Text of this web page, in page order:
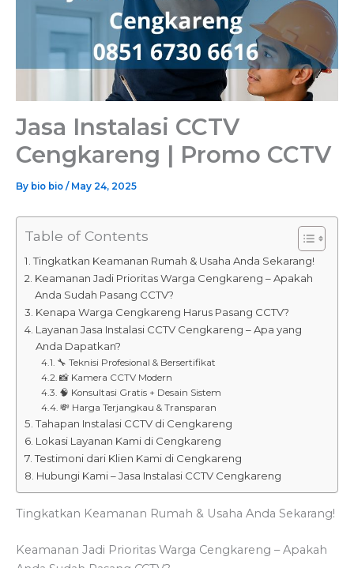
Jasa Instalasi CCTV
Cengkareng | Promo CCTV
By bio bio / May 24, 2025
Table of Contents
Tingkatkan Keamanan Rumah & Usaha Anda Sekarang!
Keamanan Jadi Prioritas Warga Cengkareng – Apakah
Anda Sudah Pasang CCTV?
Kenapa Warga Cengkareng Harus Pasang CCTV?
Layanan Jasa Instalasi CCTV Cengkareng – Apa yang
Anda Dapatkan?
🔧 Teknisi Profesional & Bersertifikat
📸 Kamera CCTV Modern
🧠 Konsultasi Gratis + Desain Sistem
💸 Harga Terjangkau & Transparan
Tahapan Instalasi CCTV di Cengkareng
Lokasi Layanan Kami di Cengkareng
Testimoni dari Klien Kami di Cengkareng
Hubungi Kami – Jasa Instalasi CCTV Cengkareng
Tingkatkan Keamanan Rumah & Usaha Anda Sekarang!
Keamanan Jadi Prioritas Warga Cengkareng – Apakah